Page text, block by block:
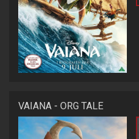
VAIANA - ORG TALE